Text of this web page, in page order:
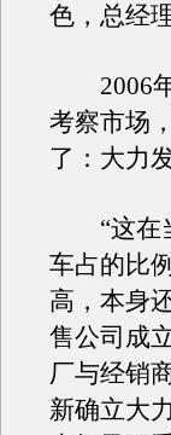
色，总经
2006年
考察市场
了：大力
“这在当
车占的比
高，本身
售公司成
厂与经销
新确立大